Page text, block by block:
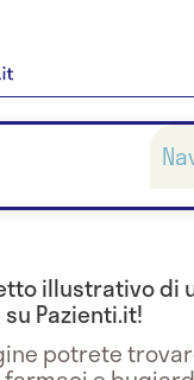
illustrativo di
Pazienti.it!
potrete